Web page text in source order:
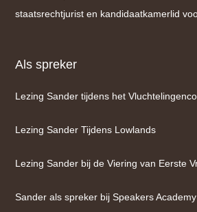
staatsrechtjurist en kandidaatkamerlid
Als spreker
Lezing Sander tijdens het
Lezing Sander Tijdens Lowlands
Lezing Sander bij de Viering van Eerste
Sander als spreker bij Speakers Academy